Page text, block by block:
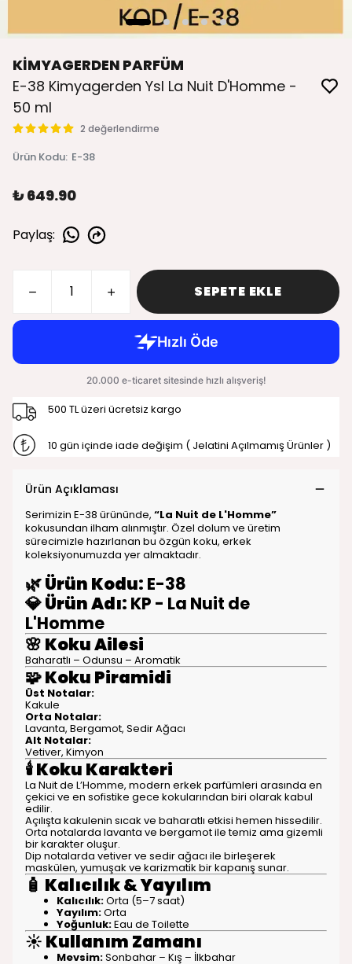
KİMYAGERDEN PARFÜM
E-38 Kimyagerden Ysl La Nuit D'Homme -
50 ml
2 değerlendirme
Ürün Kodu: E-38
₺ 649.90
Paylaş:
SEPETE EKLE
500 TL üzeri ücretsiz kargo
10 gün içinde iade değişim ( Jelatini Açılmamış Ürünler )
Ürün Açıklaması
Serimizin E-38 ürününde, “La Nuit de L'Homme”
kokusundan ilham alınmıştır. Özel dolum ve üretim
sürecimizle hazırlanan bu özgün koku, erkek
koleksiyonumuzda yer almaktadır.
🌿Ürün Kodu: E-38
💎Ürün Adı: KP - La Nuit de
L'Homme
🌸 Koku Ailesi
Baharatlı – Odunsu – Aromatik
🧩Koku Piramidi
Üst Notalar:
Kakule
Orta Notalar:
Lavanta, Bergamot, Sedir Ağacı
Alt Notalar:
Vetiver, Kimyon
🕯️Koku Karakteri
La Nuit de L’Homme, modern erkek parfümleri arasında en
çekici ve en sofistike gece kokularından biri olarak kabul
edilir.
Açılışta kakulenin sıcak ve baharatlı etkisi hemen hissedilir.
Orta notalarda lavanta ve bergamot ile temiz ama gizemli
bir karakter oluşur.
Dip notalarda vetiver ve sedir ağacı ile birleşerek
maskülen, yumuşak ve karizmatik bir kapanış sunar.
🧴 Kalıcılık & Yayılım
Kalıcılık:Orta (5–7 saat)
Yayılım:Orta
Yoğunluk:Eau de Toilette
☀️ Kullanım Zamanı
Mevsim:Sonbahar – Kış – İlkbahar